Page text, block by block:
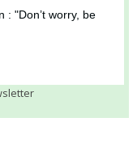
: "Don’t worry, be